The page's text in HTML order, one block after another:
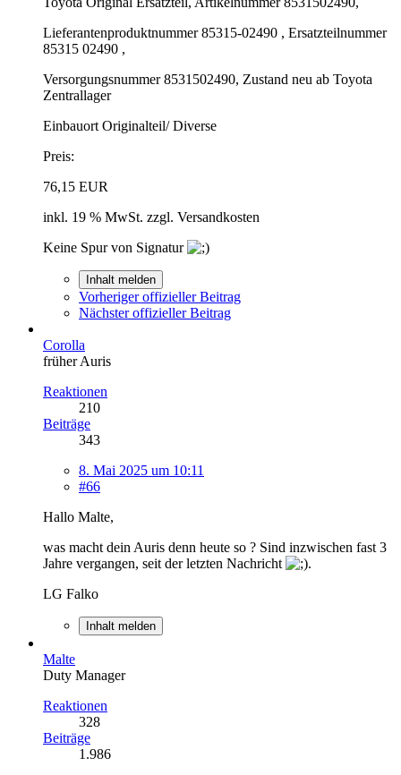
Lieferantenproduktnummer 85315-02490 , Ersatzteilnummer
85315 02490 ,
Versorgungsnummer 8531502490, Zustand neu ab Toyota
Zentrallager
Einbauort Originalteil/ Diverse
Preis:
76,15 EUR
inkl. 19 % MwSt. zzgl. Versandkosten
Keine Spur von Signatur
Inhalt melden
Vorheriger offizieller Beitrag
Nächster offizieller Beitrag
Corolla
früher Auris
Reaktionen
210
Beiträge
343
8. Mai 2025 um 10:11
#66
Hallo Malte,
was macht dein Auris denn heute so ? Sind inzwischen fast 3
Jahre vergangen, seit der letzten Nachricht
.
LG Falko
Inhalt melden
Malte
Duty Manager
Reaktionen
328
Beiträge
1.986